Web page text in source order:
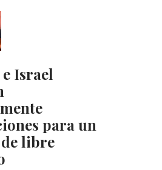
Israel
para un
libre